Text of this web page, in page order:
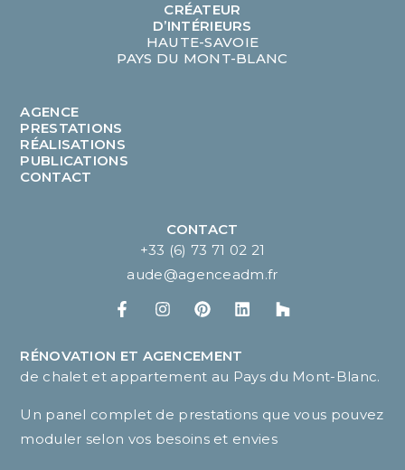
CRÉATEUR
D’INTÉRIEURS
HAUTE-SAVOIE
PAYS DU MONT-BLANC
AGENCE
PRESTATIONS
RÉALISATIONS
PUBLICATIONS
CONTACT
RÉNOVATION ET AGENCEMENT
de chalet et appartement au Pays du Mont-Blanc.
Un panel complet de prestations que vous pouvez
moduler selon vos besoins et envies
CONTACT
+33 (6) 73 71 02 21
aude@agenceadm.fr